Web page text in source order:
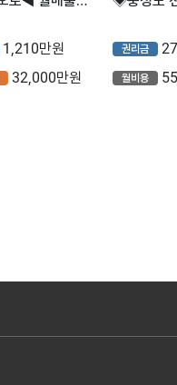
1,210만원
32,000만원
권리금
월비용